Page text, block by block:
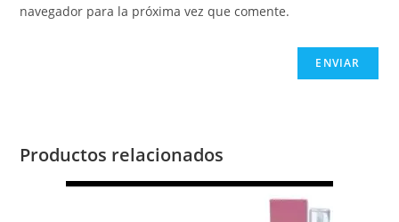
navegador para la próxima vez que comente.
Productos relacionados